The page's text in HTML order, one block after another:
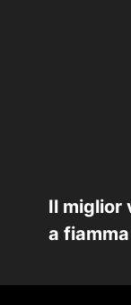
Il miglior
a